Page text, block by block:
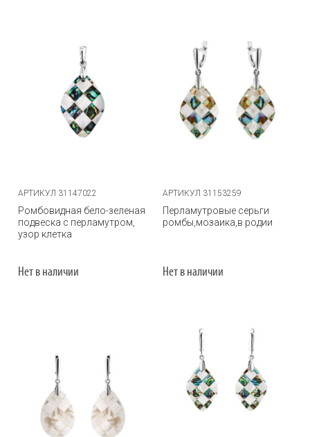
АРТИКУЛ 31147022
Ромбовидная бело-зеленая
подвеска с перламутром,
узор клетка
Нет в наличии
АРТИКУЛ 31153259
Перламутровые серьги
ромбы,мозаика,в родии
Нет в наличии